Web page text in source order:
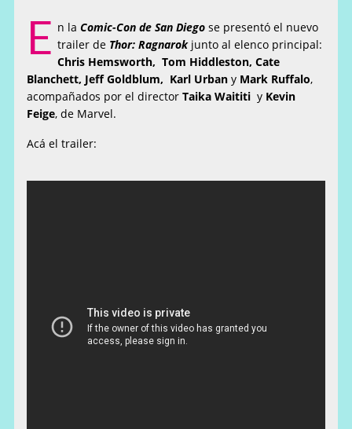
E n laComic-Con de San Diego se presentó el nuevo
trailer de Thor: Ragnarokjunto al elenco principal:
Chris Hemsworth, Tom Hiddleston, Cate
Blanchett, Jeff Goldblum, Karl Urban y Mark Ruffalo,
acompañados por el director Taika Waititi y Kevin
Feige, de Marvel.
Acá el trailer: